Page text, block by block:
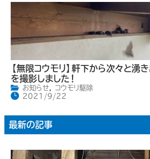
【無限コウモリ】軒下から次々と湧
を撮影しました！
お知らせ,
コウモリ駆除
2021/9/22
最新の記事